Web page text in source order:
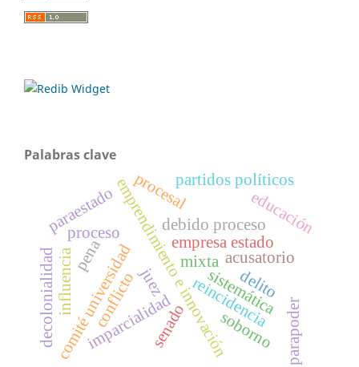
Palabras clave
emprendimiento e innovación
comité universidad empresa estado
proceso debido proceso
imparcialidad
juez reincidencia
delito
pena
conflicto parapoder
paraestado
sistemática
procesal
mixta acusatorio
decolonialidad
partidos políticos
senado
educación
soborno
influencia